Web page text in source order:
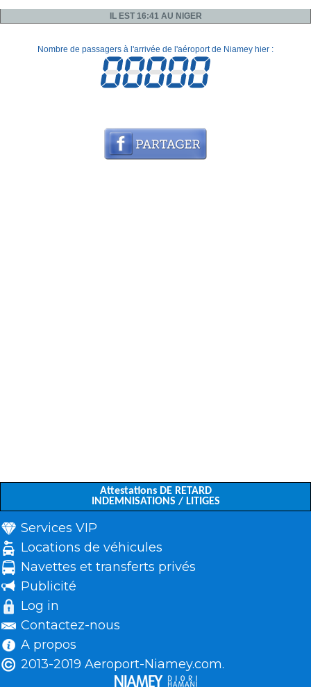
IL EST 16:41 AU NIGER
Nombre de passagers à l'arrivée de l'aéroport de Niamey hier :
Attestations DE RETARD
INDEMNISATIONS / LITIGES
Services VIP
Locations de véhicules
Navettes et transferts privés
Publicité
Log in
Contactez-nous
A propos
2013-2019 Aeroport-Niamey.com.